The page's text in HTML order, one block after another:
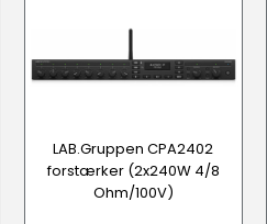
LAB.Gruppen CPA2402
forstærker (2x240W 4/8
Ohm/100V)